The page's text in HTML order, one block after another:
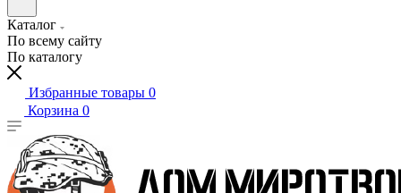
Каталог
По всему сайту
По каталогу
Избранные товары 0
Корзина 0